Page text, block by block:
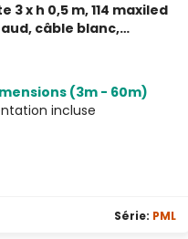
3 x h 0,5 m, 114 maxiled
câble blanc,
(3m - 60m)
incluse
Série: PML